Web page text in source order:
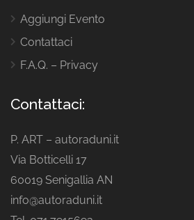
Aggiungi Evento
Contattaci
F.A.Q. – Privacy
Contattaci:
P. ART – autoraduni.it
Via Botticelli 17
60019 Senigallia AN
info@autoraduni.it